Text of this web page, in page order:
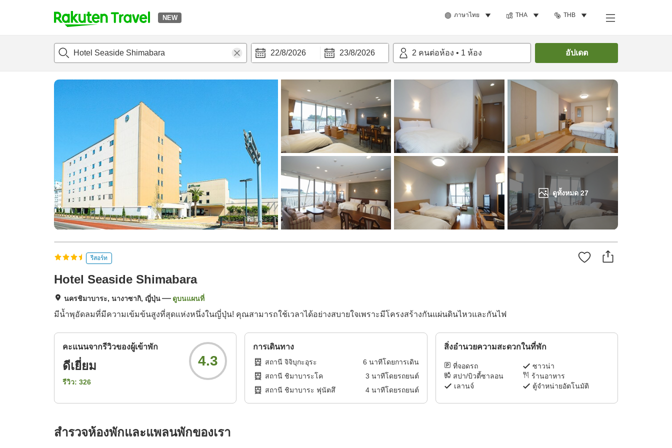
NEW ภาษาไทย THA THB
t
p
a
22/8/2026 23/8/2026 2 คนต่อห้อง • 1 ห้อง อัปเดต
ดูทั้งหมด 27
แนะนำที่พักห้องพักและแพลนพักรีวิวสิ่่งอำนวยความสะดวก ค้นหาห้องพัก
รีสอร์ท
Hotel Seaside Shimabara
นครชิมาบาระ, นางาซากิ, ญี่ปุ่น ดูบนแผนที่
มีน้ำพุอัดลมที่มีความเข้มข้นสูงที่สุดแห่งหนึ่งในญี่ปุ่น! คุณสามารถใช้เวลาได้อย่างสบายใจเพราะมีโครงสร้างกันแผ่นดินไหวและกันไฟ
คะแนนจากรีวิวของผู้เข้าพัก
ดีเยี่ยม
รีวิว: 326
4.3
การเดินทาง
สถานี จิจิบุกะอุระ 6 นาทีโดยการเดิน
สถานี ชิมาบาระโค
3 นาทีโดยรถยนต์
สถานี ชิมาบาระ ฟุนัตสึ
4นาทีโดยรถยนต์
สิ่งอำนวยความสะดวกในที่พัก
ที่จอดรถ
ซาวน่า
สปา/บิวตี้ซาลอน
ร้านอาหาร
เลานจ์
ตู้จำหน่ายอัตโนมัติ
สำรวจห้องพักและแพลนพักของเรา